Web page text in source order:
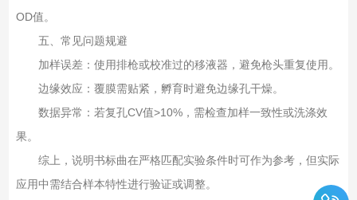
OD值‌。
五、常见问题规避‌
加样误差‌：使用排枪或校准过的移液器，避免枪头重复使用‌。
边缘效应‌：覆膜需贴紧，孵育时避免边缘孔干燥‌。
数据异常‌：若复孔CV值>10%，需检查加样一致性或洗涤效
果‌。
综上，说明书标曲在严格匹配实验条件时可作为参考，但实际
应用中需结合样本特性进行验证或调整‌。